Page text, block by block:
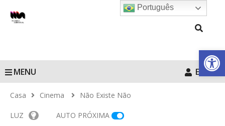
Barra de
MENU Entrar
Casa Cinema Não Existe Não
LUZ AUTO PRÓXIMA
Português